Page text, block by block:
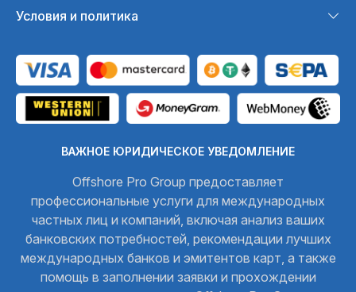
Условия и политика
ВАЖНОЕ ЮРИДИЧЕСКОЕ УВЕДОМЛЕНИЕ
Offshore Pro Group предоставляет
профессиональные услуги для международных
частных лиц и компаний, включая анализ ваших
банковских потребностей, рекомендации лучших
международных банков и эмитентов карт, а также
помощь в заполнении заявки и прохождении